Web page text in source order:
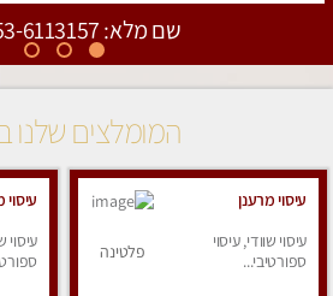
שם מלא: 053-6113157
המומלצים שלנו
עיסוי מרענן
עיסוי שוודי, עיסוי
ספורטיבי...
פלטינה
עיסוי
עיסוי